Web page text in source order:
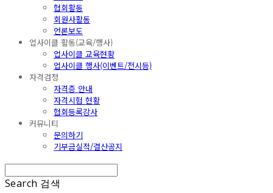
협회활동
회원사활동
언론보도
업사이클 활동(교육/행사)
업사이클 교육현황
업사이클 행사(이벤트/전시등)
자격검정
자격증 안내
자격시험 현황
협회등록강사
커뮤니티
문의하기
기부금실적/결산공지
Search 검색